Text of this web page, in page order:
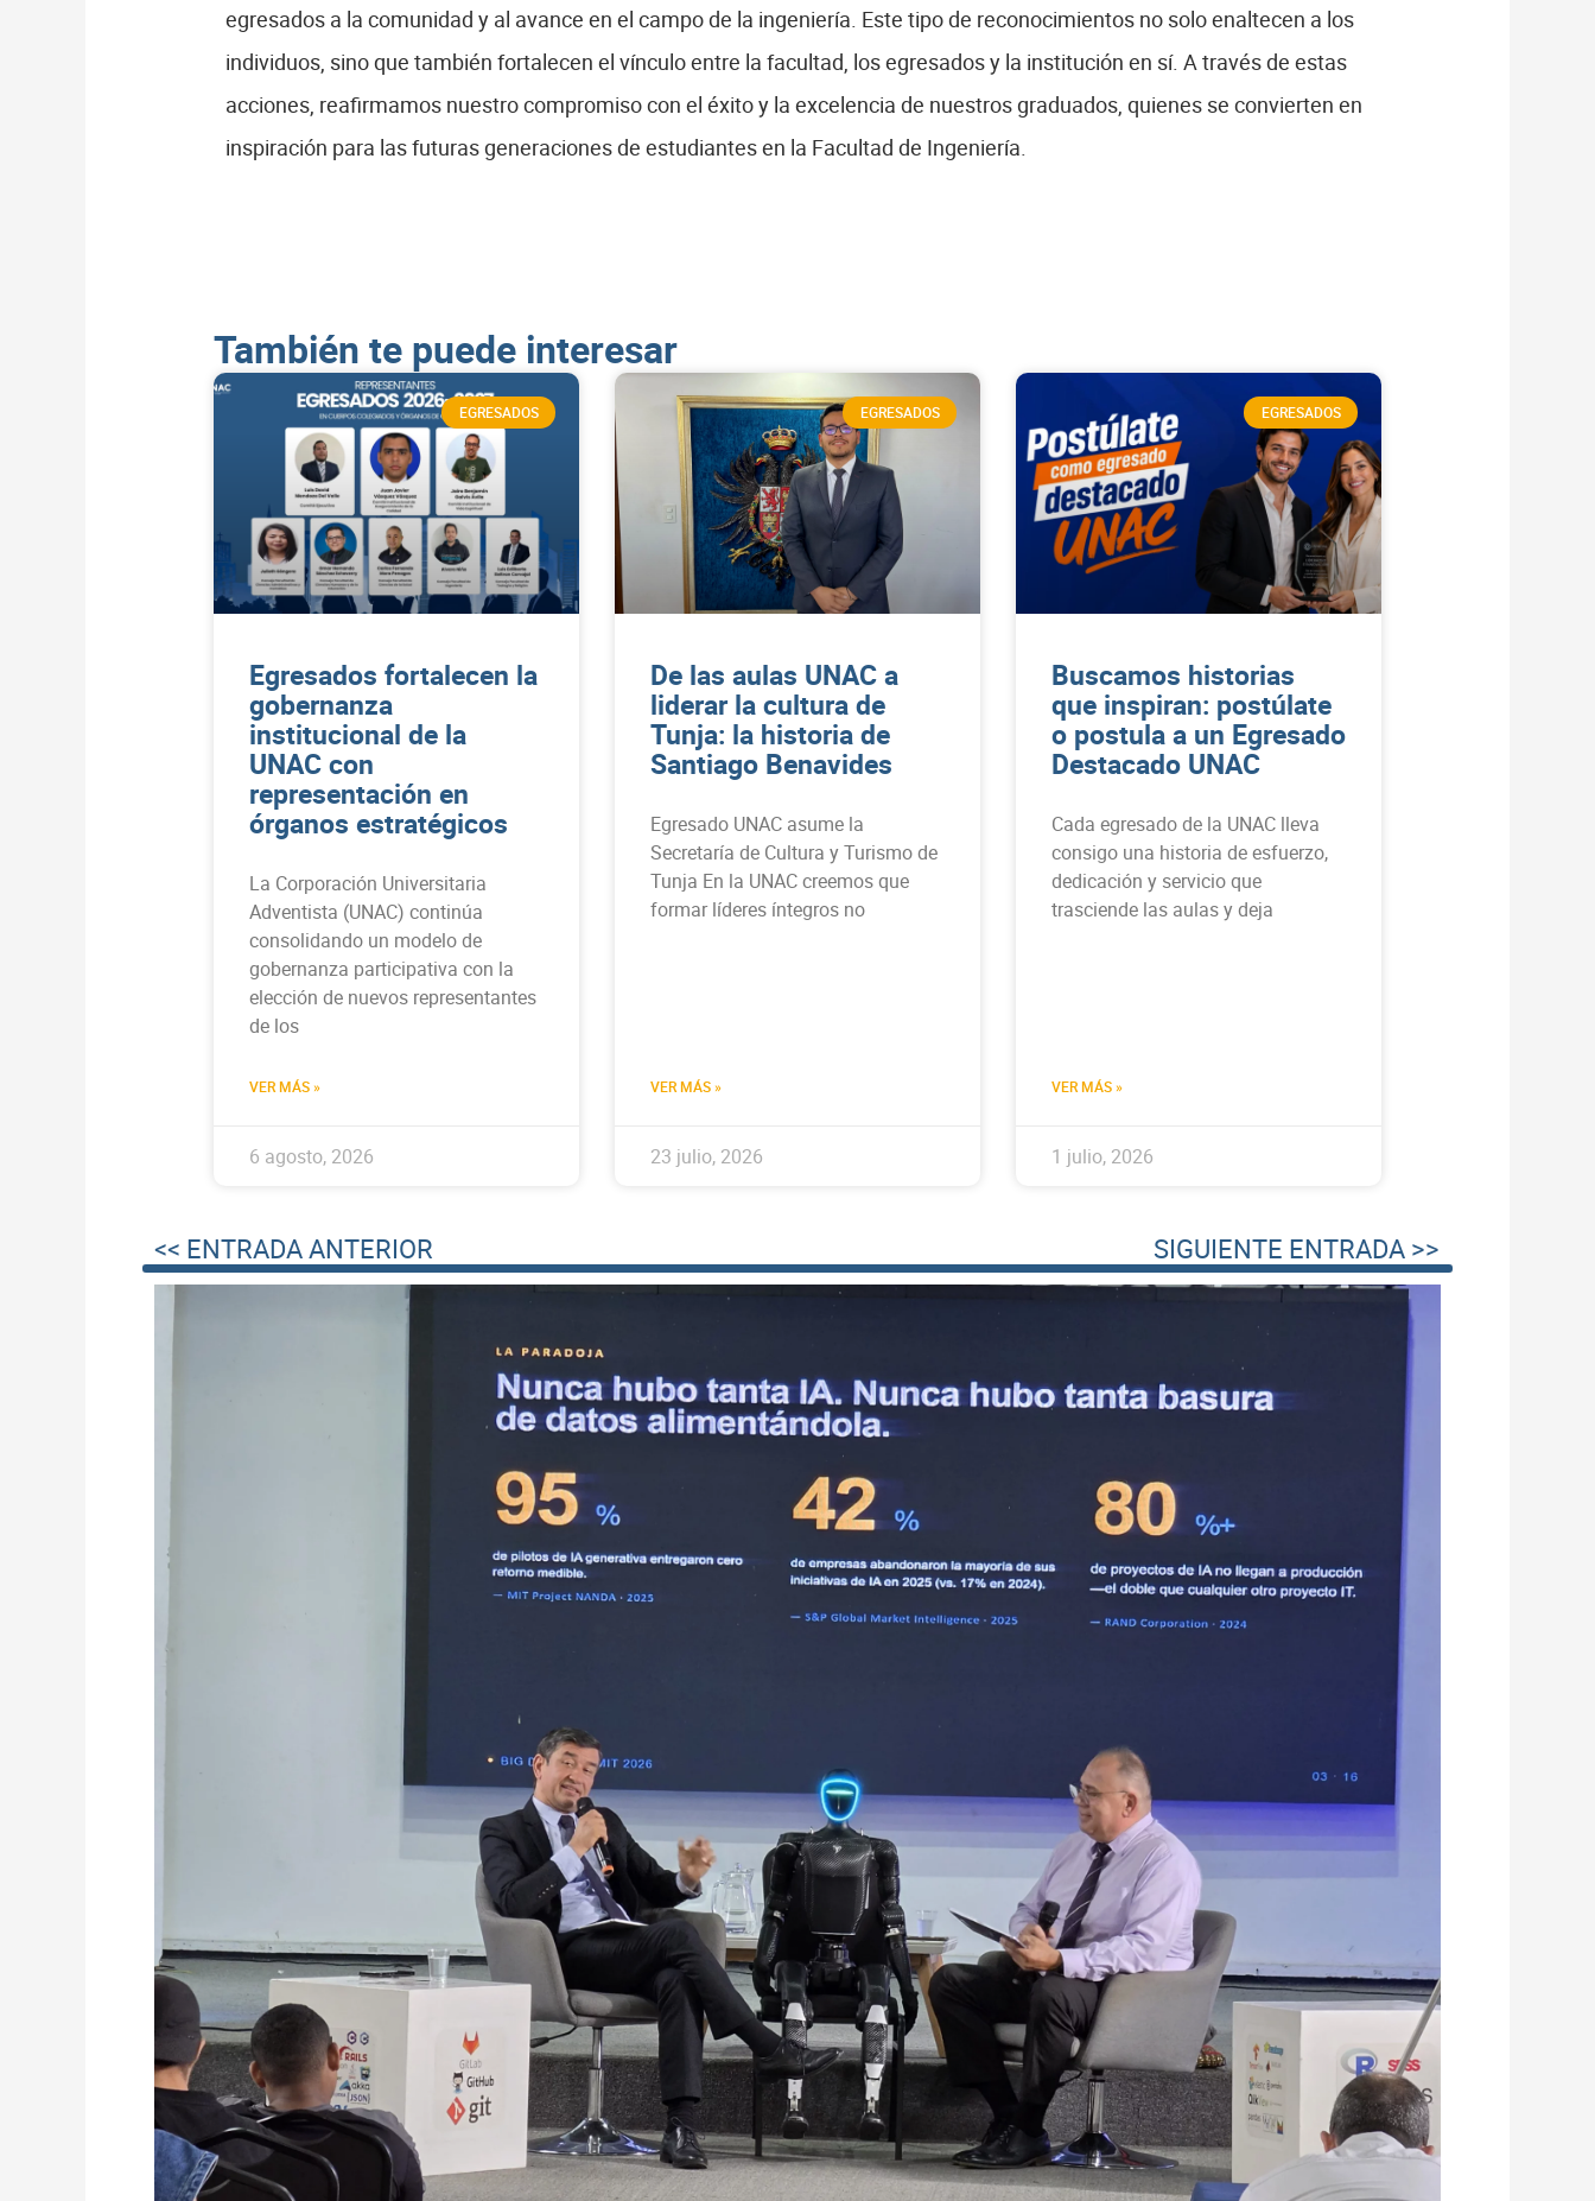
egresados a la comunidad y al avance en el campo de la ingeniería. Este tipo de reconocimientos no solo enaltecen a los
individuos, sino que también fortalecen el vínculo entre la facultad, los egresados y la institución en sí. A través de estas
acciones, reafirmamos nuestro compromiso con el éxito y la excelencia de nuestros graduados, quienes se convierten en
inspiración para las futuras generaciones de estudiantes en la Facultad de Ingeniería.
También te puede interesar
EGRESADOS
Egresados fortalecen la
gobernanza
institucional de la
UNAC con
representación en
órganos estratégicos
La Corporación Universitaria
Adventista (UNAC) continúa
consolidando un modelo de
gobernanza participativa con la
elección de nuevos representantes
de los
VER MÁS »
6 agosto, 2026
EGRESADOS
De las aulas UNAC a
liderar la cultura de
Tunja: la historia de
Santiago Benavides
Egresado UNAC asume la
Secretaría de Cultura y Turismo de
Tunja En la UNAC creemos que
formar líderes íntegros no
VER MÁS »
23 julio, 2026
EGRESADOS
Buscamos historias
que inspiran: postúlate
o postula a un Egresado
Destacado UNAC
Cada egresado de la UNAC lleva
consigo una historia de esfuerzo,
dedicación y servicio que
trasciende las aulas y deja
VER MÁS »
1 julio, 2026
<< ENTRADA ANTERIOR SIGUIENTE ENTRADA >>